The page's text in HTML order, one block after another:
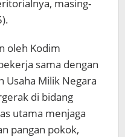
masing-
oleh Kodim
sama dengan
Usaha Milik Negara
di bidang
utama menjaga
pangan pokok,